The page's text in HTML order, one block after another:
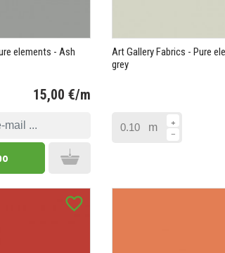
elements - Ash
15,00 €/m
Add to cart
Art Gallery Fabrics - Pure
grey
m
favorite_border